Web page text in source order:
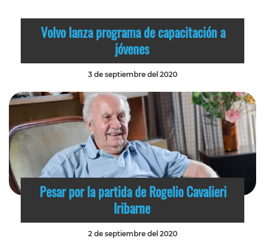
Volvo lanza programa de capacitación a
jóvenes
3 de septiembre del 2020
Pesar por la partida de Rogelio Cavalieri
Iribarne
2 de septiembre del 2020